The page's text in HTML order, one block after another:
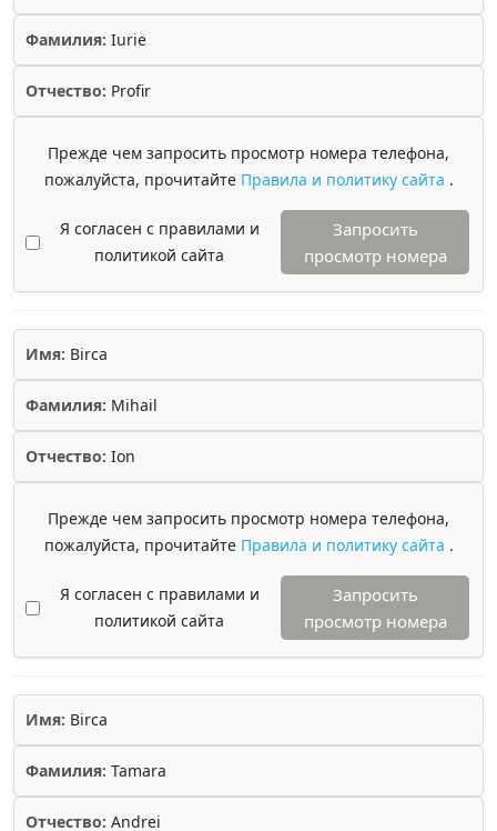
Фамилия: Iurie
Отчество: Profir
Прежде чем запросить просмотр номера телефона,
пожалуйста, прочитайте Правила и политику сайта .
Я согласен с правилами и
политикой сайта
Запросить
просмотр номера
Имя: Birca
Фамилия: Mihail
Отчество: Ion
Прежде чем запросить просмотр номера телефона,
пожалуйста, прочитайте Правила и политику сайта .
Я согласен с правилами и
политикой сайта
Запросить
просмотр номера
Имя: Birca
Фамилия: Tamara
Отчество: Andrei